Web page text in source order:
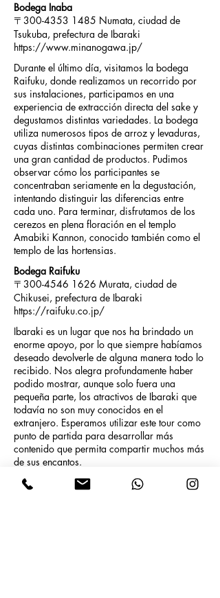
Bodega Inaba
〒300-4353 1485 Numata, ciudad de
Tsukuba, prefectura de Ibaraki
https://www.minanogawa.jp/
Durante el último día, visitamos la bodega
Raifuku, donde realizamos un recorrido por
sus instalaciones, participamos en una
experiencia de extracción directa del sake y
degustamos distintas variedades. La bodega
utiliza numerosos tipos de arroz y levaduras,
cuyas distintas combinaciones permiten crear
una gran cantidad de productos. Pudimos
observar cómo los participantes se
concentraban seriamente en la degustación,
intentando distinguir las diferencias entre
cada uno. Para terminar, disfrutamos de los
cerezos en plena floración en el templo
Amabiki Kannon, conocido también como el
templo de las hortensias.
Bodega Raifuku
〒300-4546 1626 Murata, ciudad de
Chikusei, prefectura de Ibaraki
https://raifuku.co.jp/
Ibaraki es un lugar que nos ha brindado un
enorme apoyo, por lo que siempre habíamos
deseado devolverle de alguna manera todo lo
recibido. Nos alegra profundamente haber
podido mostrar, aunque solo fuera una
pequeña parte, los atractivos de Ibaraki que
todavía no son muy conocidos en el
extranjero. Esperamos utilizar este tour como
punto de partida para desarrollar más
contenido que permita compartir muchos más
de sus encantos.